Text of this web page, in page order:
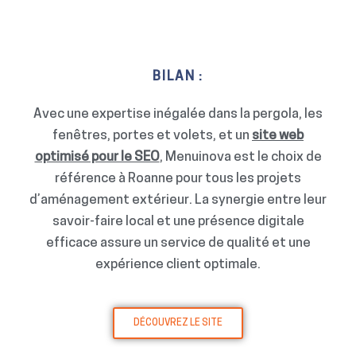
BILAN :
Avec une expertise inégalée dans la pergola, les
fenêtres, portes et volets, et un site web
optimisé pour le SEO, Menuinova est le choix de
référence à Roanne pour tous les projets
d’aménagement extérieur. La synergie entre leur
savoir-faire local et une présence digitale
efficace assure un service de qualité et une
expérience client optimale.
DÉCOUVREZ LE SITE